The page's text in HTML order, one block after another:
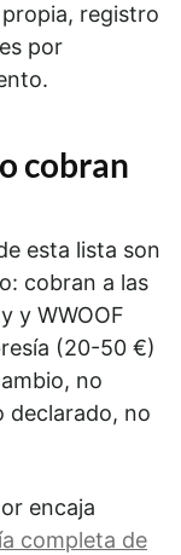
registro
por
cobran
esta lista son
cobran a las
y WWOOF
(20-50 €)
no
declarado, no
encaja
completa de